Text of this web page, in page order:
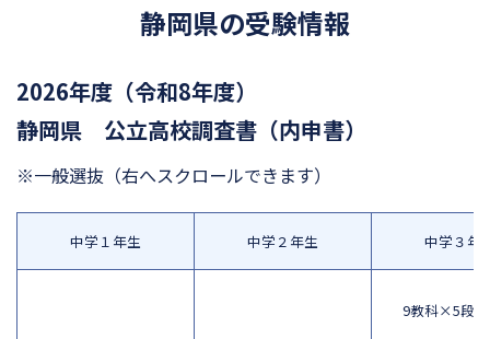
静岡県の受験情報
2026年度（令和8年度）
静岡県 公立高校調査書（内申書）
※一般選抜 （右へスクロールできます）
中学１年生 中学２年生 中学３年
9教科×5段